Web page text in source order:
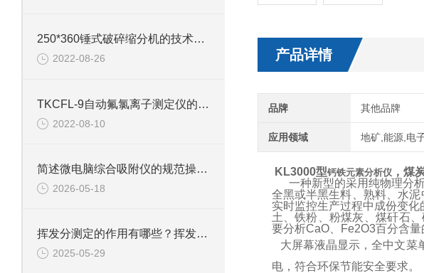
产品详情
品牌 其他品牌
应用领域 地矿,能源,电
KL3000型钙铁元素分析仪，煤
一种新型的采用纯物理分析
全黑或半黑生料、熟料、水
实时监控生产过程中成份变
土、铁粉、粉煤灰、煤矸石
要分析CaO、Fe2O3百分含量
大屏幕液晶显示，全中文菜
电，符合环保节能安全要求。
250*360锤式破碎缩分机的技术参数
2022-08-26
TKCFL-9自动氟氯离子测定仪的技术参数
2022-08-10
简述微电脑综合吸附仪的规范操作流程
2026-05-18
挥发分测定的作用有哪些？挥发分测定应用于哪些行业？
2025-05-29